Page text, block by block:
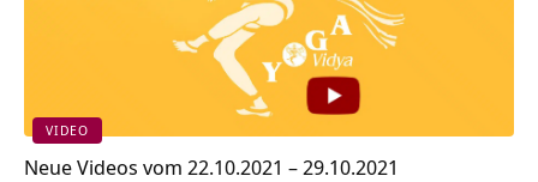
VIDEO
Neue Videos vom 22.10.2021 – 29.10.2021